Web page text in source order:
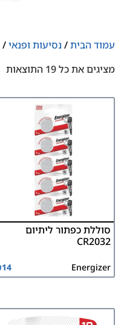
עמוד הבית/ נסיעות ופנאי/
מציגים את כל ⁦19⁩ התוצאות
סוללת כפתור ליתיום
CR2032
Energizer
14